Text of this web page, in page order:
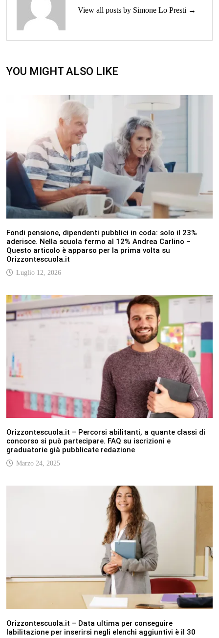
View all posts by Simone Lo Presti →
YOU MIGHT ALSO LIKE
Fondi pensione, dipendenti pubblici in coda: solo il 23%
aderisce. Nella scuola fermo al 12% Andrea Carlino –
Questo articolo è apparso per la prima volta su
Orizzontescuola.it
Luglio 12, 2026
Orizzontescuola.it – Percorsi abilitanti, a quante classi di
concorso si può partecipare. FAQ su iscrizioni e
graduatorie già pubblicate redazione
Marzo 24, 2025
Orizzontescuola.it – Data ultima per conseguire
labilitazione per inserirsi negli elenchi aggiuntivi è il 30